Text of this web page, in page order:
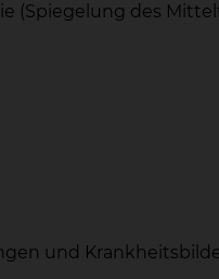
(Spiegelung des
und